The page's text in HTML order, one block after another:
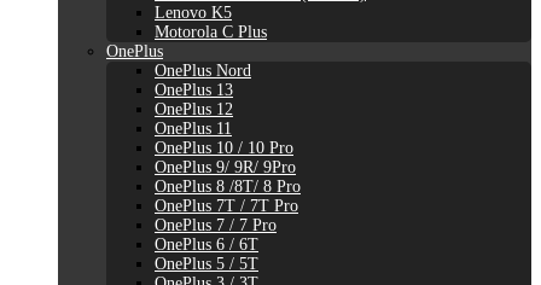
Lenovo K5
Motorola C Plus
OnePlus
OnePlus Nord
OnePlus 13
OnePlus 12
OnePlus 11
OnePlus 10 / 10 Pro
OnePlus 9/ 9R/ 9Pro
OnePlus 8 /8T/ 8 Pro
OnePlus 7T / 7T Pro
OnePlus 7 / 7 Pro
OnePlus 6 / 6T
OnePlus 5 / 5T